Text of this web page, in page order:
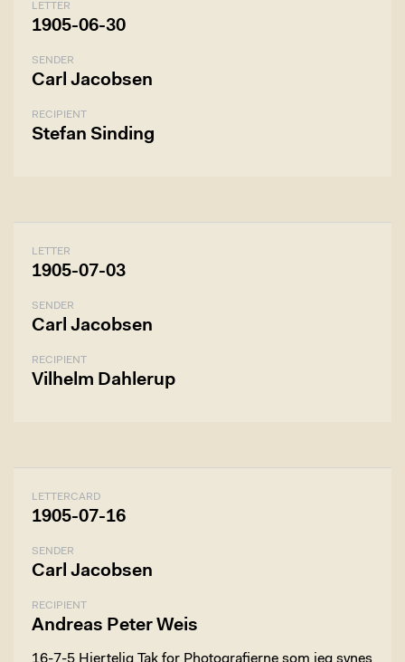
LETTER
1905-06-30
SENDER
Carl Jacobsen
RECIPIENT
Stefan Sinding
LETTER
1905-07-03
SENDER
Carl Jacobsen
RECIPIENT
Vilhelm Dahlerup
LETTERCARD
1905-07-16
SENDER
Carl Jacobsen
RECIPIENT
Andreas Peter Weis